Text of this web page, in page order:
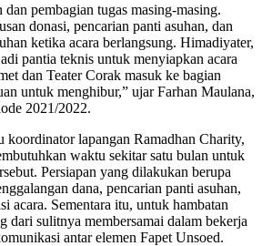
dan pembagian tugas masing-masing.
donasi, pencarian panti asuhan, dan
ketika acara berlangsung. Himadiyater,
pantia teknis untuk menyiapkan acara
dan Teater Corak masuk ke bagian
untuk menghibur,” ujar Farhan Maulana,
2021/2022.
koordinator lapangan Ramadhan Charity,
waktu sekitar satu bulan untuk
Persiapan yang dilakukan berupa
dana, pencarian panti asuhan,
acara. Sementara itu, untuk hambatan
dari sulitnya membersamai dalam bekerja
antar elemen Fapet Unsoed.